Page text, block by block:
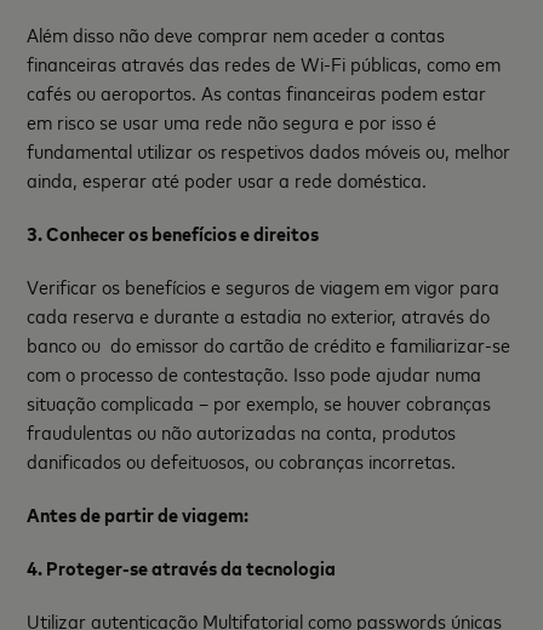
Além disso não deve comprar nem aceder a contas
financeiras através das redes de Wi-Fi públicas, como em
cafés ou aeroportos. As contas financeiras podem estar
em risco se usar uma rede não segura e por isso é
fundamental utilizar os respetivos dados móveis ou, melhor
ainda, esperar até poder usar a rede doméstica.
3. Conhecer os benefícios e direitos
Verificar os benefícios e seguros de viagem em vigor para
cada reserva e durante a estadia no exterior, através do
banco ou do emissor do cartão de crédito e familiarizar-se
com o processo de contestação. Isso pode ajudar numa
situação complicada – por exemplo, se houver cobranças
fraudulentas ou não autorizadas na conta, produtos
danificados ou defeituosos, ou cobranças incorretas.
Antes de partir de viagem:
4. Proteger-se através da tecnologia
Utilizar autenticação Multifatorial como passwords únicas